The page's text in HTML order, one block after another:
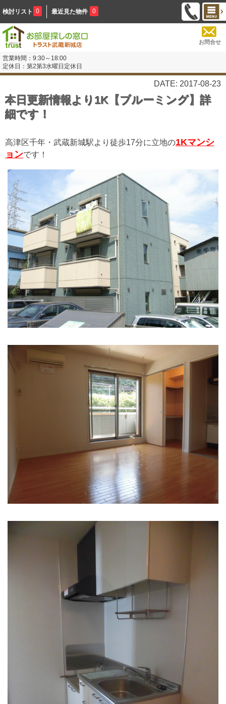
検討リスト 0 最近見た物件 0
お問合せ
営業時間：9:30～18:00
定休日：第2第3水曜日定休日
DATE: 2017-08-23
本日更新情報より1K【ブルーミング】詳
細です！
高津区千年・武蔵新城駅より徒歩17分に立地の1Kマンシ
ョンです！